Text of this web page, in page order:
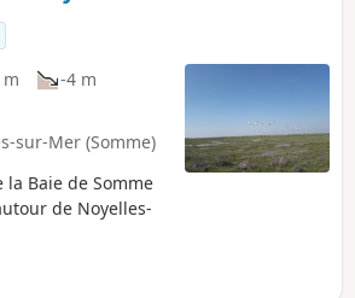
m
-4 m
sur-Mer (Somme)
Baie de Somme
de Noyelles-